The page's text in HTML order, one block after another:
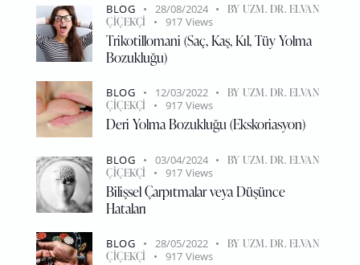
BLOG 28/08/2024 BY UZM. DR. ELVAN
ÇIÇEKÇI
917 Views
Trikotillomani (Saç, Kaş, Kıl, Tüy Yolma
Bozukluğu)
BLOG 12/03/2022 BY UZM. DR. ELVAN
ÇIÇEKÇI
917 Views
Deri Yolma Bozukluğu (Ekskoriasyon)
BLOG 03/04/2024 BY UZM. DR. ELVAN
ÇIÇEKÇI
917 Views
Bilişsel Çarpıtmalar veya Düşünce
Hataları
BLOG 28/05/2022 BY UZM. DR. ELVAN
ÇIÇEKÇI
917 Views